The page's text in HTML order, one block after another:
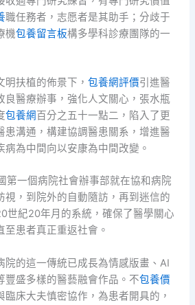
職任務者，志愿者是其助手；分歧于
機包養留言板構多學科診療團隊的一
扶植的佈景下， 包養網評價引進醫
良醫療辦事，強化人文關心，張水瓶
包養網百分之五十一點二，陷入了更
患溝通，構建協調醫患關系，增進醫
為中間向以安康為中間改變。
第一個病院社會辦事部就在協和病院
視，到院外的自動隨訪，再到迷信的
世紀20年月的系統，確保了醫學關心
患者真正重返社會。
院的這一傳統已成長為情感版畫、AI
豐盛多樣的醫藝融會作品。不包養價
臨床大夫慎密協作，為患者開具的，